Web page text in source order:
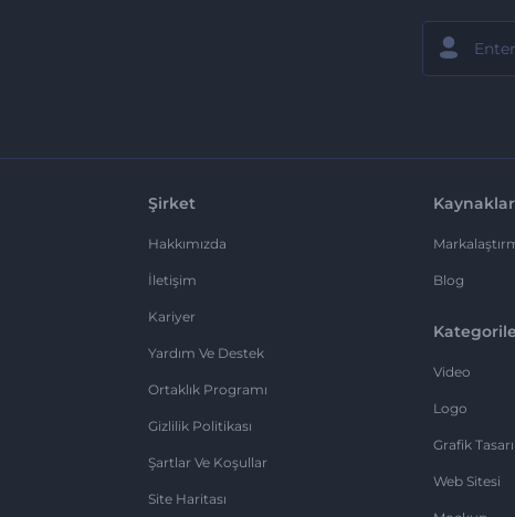
Şirket
Hakkımızda
İletişim
Kariyer
Yardım Ve Destek
Ortaklık Programı
Gizlilik Politikası
Şartlar Ve Koşullar
Site Haritası
Kaynaklar
Blog
Video
Logo
Grafik
Web Sitesi